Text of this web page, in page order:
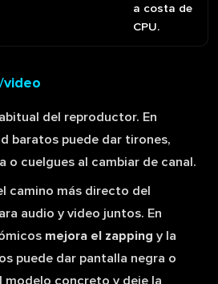
a costa de
CPU.
video
del reproductor. En
baratos puede dar tirones,
o cuelgues al cambiar de canal.
camino más directo del
audio y video juntos. En
mejora el zapping y la
puede dar pantalla negra o
modelo concreto y deje la